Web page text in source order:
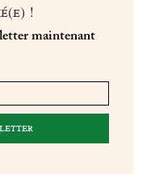
!
maintenant